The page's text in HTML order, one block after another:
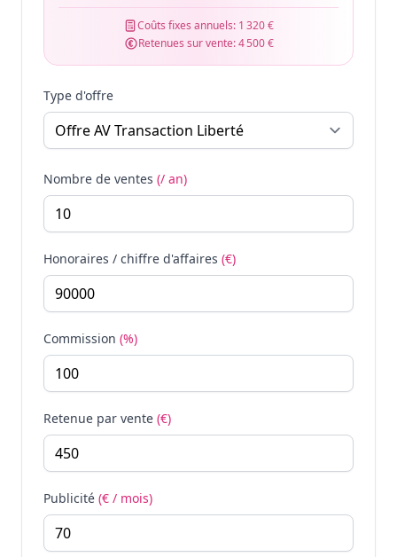
Coûts fixes annuels: 1 320 €
Retenues sur vente:4 500 €
Type d'offre
Nombre de ventes (/ an)
Honoraires / chiffre d'affaires (€)
Commission (%)
Retenue par vente (€)
Publicité (€ / mois)